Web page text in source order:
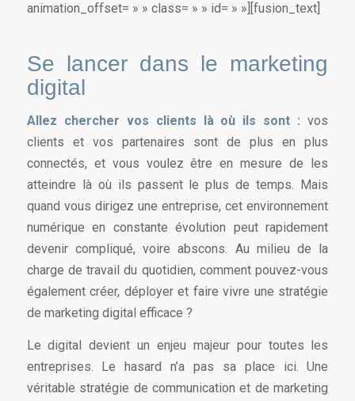
animation_offset= » » class= » » id= » »][fusion_text]
Se lancer dans le marketing
digital
Allez chercher vos clients là où ils sont :vos
clients et vos partenaires sont de plus en plus
connectés, et vous voulez être en mesure de les
atteindre là où ils passent le plus de temps. Mais
quand vous dirigez une entreprise, cet environnement
numérique en constante évolution peut rapidement
devenir compliqué, voire abscons. Au milieu de la
charge de travail du quotidien, comment pouvez-vous
également créer, déployer et faire vivre une stratégie
de marketing digital efficace ?
Le digital devient un enjeu majeur pour toutes les
entreprises. Le hasard n’a pas sa place ici. Une
véritable stratégie de communication et de marketing